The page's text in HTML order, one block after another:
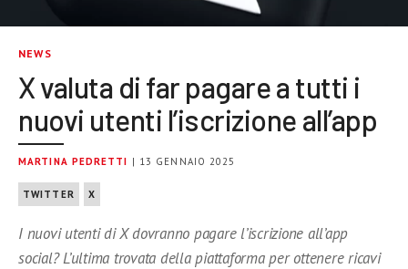
NEWS
X valuta di far pagare a tutti i
nuovi utenti l’iscrizione all’app
MARTINA PEDRETTI | 13 GENNAIO 2025
TWITTER X
I nuovi utenti di X dovranno pagare l’iscrizione all’app
social? L’ultima trovata della piattaforma per ottenere ricavi